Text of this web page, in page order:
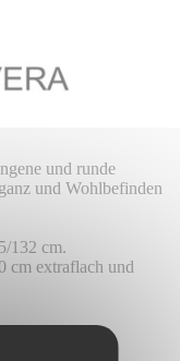
und runde
und Wohlbefinden
132 cm.
cm extraflach und